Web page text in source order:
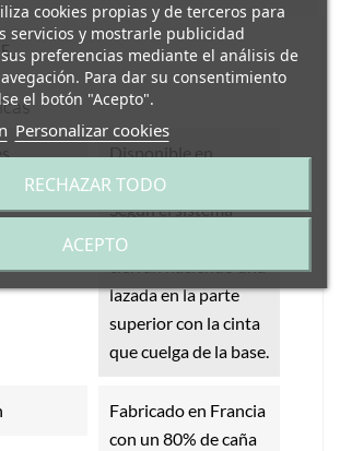
Disponible en
tamaño de 30L y 50L.
Según el sistema
francés, las bolsas se
cierran haciendo una
lazada en la parte
superior con la cinta
que cuelga de la base.
Fabricado en Francia
con un 80% de caña
cookies propias y de terceros para
servicios y mostrarle publicidad
preferencias mediante el análisis de
Para dar su consentimiento
el botón "Acepto".
Personalizar cookies
RECHAZAR TODO
ACEPTO